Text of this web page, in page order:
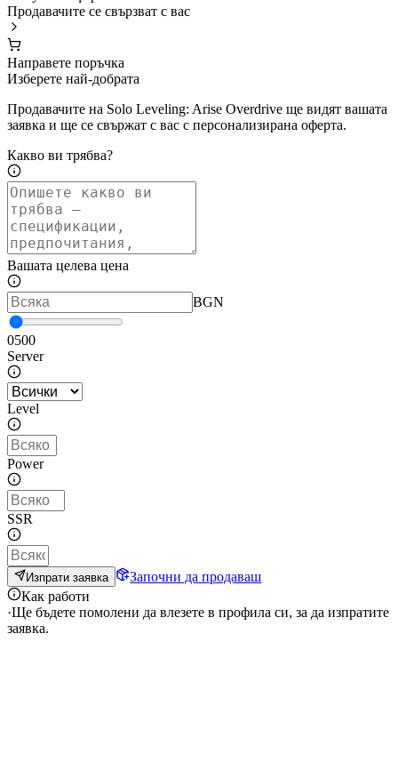
Продавачите се свързват с вас
Направете поръчка
Изберете най-добрата
Продавачите на Solo Leveling: Arise Overdrive ще видят вашата
заявка и ще се свържат с вас с персонализирана оферта.
Какво ви трябва?
Вашата целева цена
BGN
0500
Server
Level
Power
SSR
Изпрати заявка
Започни да продаваш
Как работи
·Ще бъдете помолени да влезете в профила си, за да изпратите
заявка.